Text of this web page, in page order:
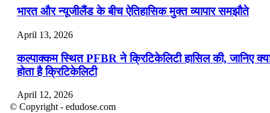
भारत और न्यूजीलैंड के बीच ऐतिहासिक मुक्त व्यापार समझौते
April 13, 2026
कल्पाक्कम स्थित PFBR ने क्रिटिकेलिटी हासिल की, जानिए
होता है क्रिटिकेलिटी
April 12, 2026
© Copyright - edudose.com